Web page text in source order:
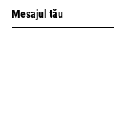
Mesajul tău